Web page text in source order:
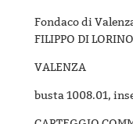
Fondaco di
FILIPPO DI
VALENZA
busta 1008.01,